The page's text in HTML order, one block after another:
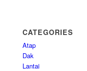
CATEGORIES
Atap
Dak
Lantai